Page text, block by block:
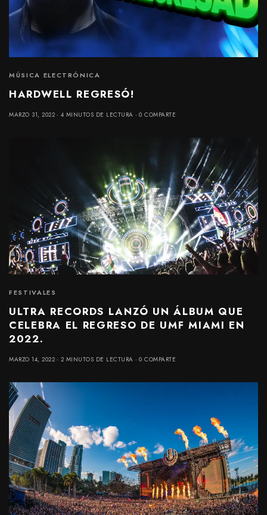
MÚSICA ELECTRÓNICA
HARDWELL REGRESÓ!
MARZO 31, 2022 4 MINUTOS DE LECTURA 0 COMPARTE
FESTIVALES
ULTRA RECORDS LANZÓ UN ÁLBUM QUE
CELEBRA EL REGRESO DE UMF MIAMI EN
2022.
MARZO 14, 2022 2 MINUTOS DE LECTURA 0 COMPARTE